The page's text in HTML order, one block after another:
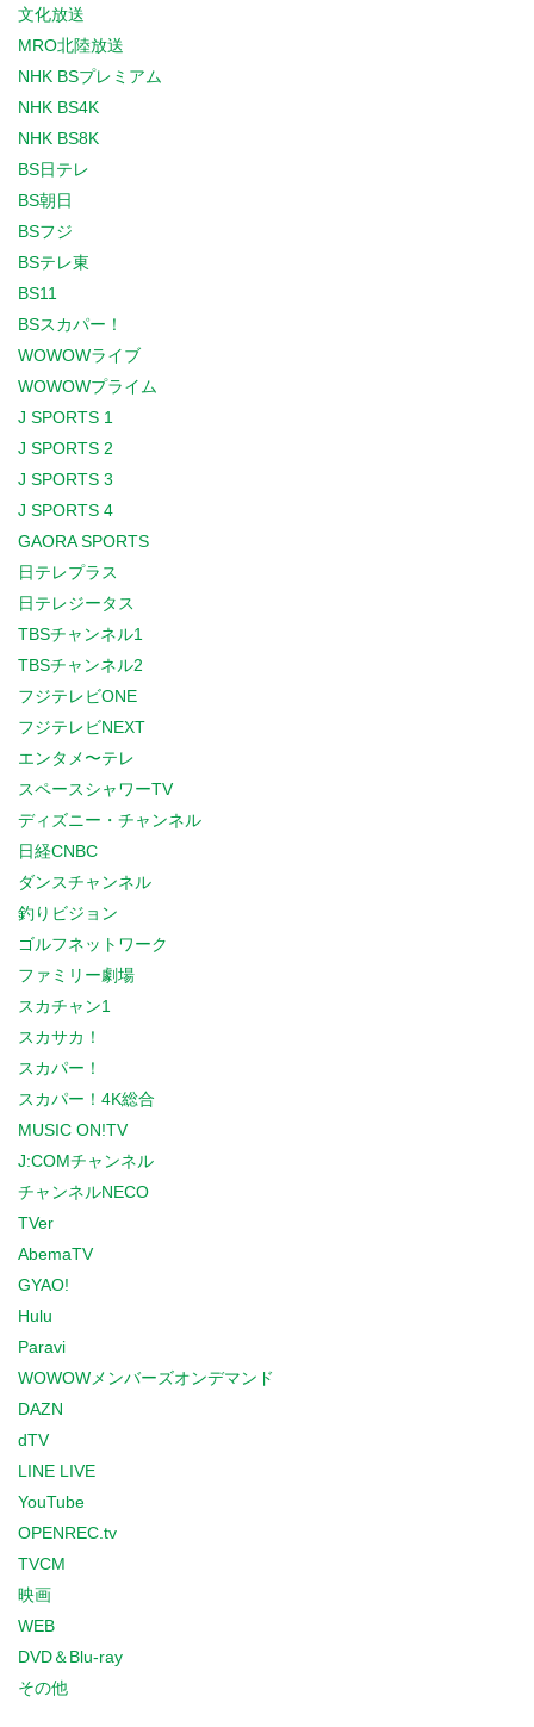
文化放送
MRO北陸放送
NHK BSプレミアム
NHK BS4K
NHK BS8K
BS日テレ
BS朝日
BSフジ
BSテレ東
BS11
BSスカパー！
WOWOWライブ
WOWOWプライム
J SPORTS 1
J SPORTS 2
J SPORTS 3
J SPORTS 4
GAORA SPORTS
日テレプラス
日テレジータス
TBSチャンネル1
TBSチャンネル2
フジテレビONE
フジテレビNEXT
エンタメ〜テレ
スペースシャワーTV
ディズニー・チャンネル
日経CNBC
ダンスチャンネル
釣りビジョン
ゴルフネットワーク
ファミリー劇場
スカチャン1
スカサカ！
スカパー！
スカパー！4K総合
MUSIC ON!TV
J:COMチャンネル
チャンネルNECO
TVer
AbemaTV
GYAO!
Hulu
Paravi
WOWOWメンバーズオンデマンド
DAZN
dTV
LINE LIVE
YouTube
OPENREC.tv
TVCM
映画
WEB
DVD＆Blu-ray
その他